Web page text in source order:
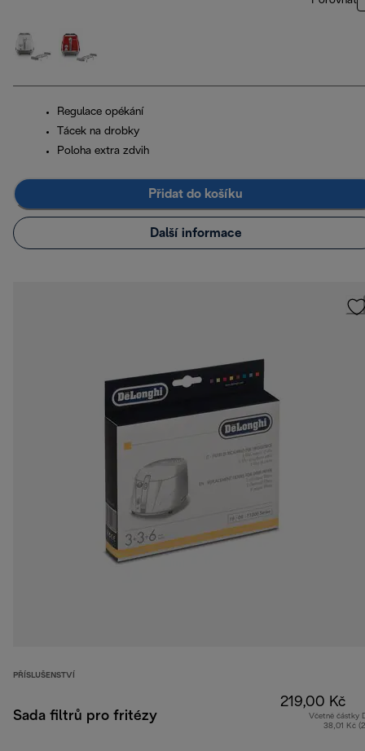
Regulace opékání
Tácek na drobky
Poloha extra zdvih
Přidat do košíku
Další informace
PŘÍSLUŠENSTVÍ
Sada filtrů pro fritézy
219,00 Kč
Včetně částky
38,01 Kč